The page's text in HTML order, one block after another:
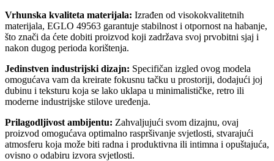
Vrhunska kvaliteta materijala: Izrađen od visokokvalitetnih
materijala, EGLO 49563 garantuje stabilnost i otpornost na habanje,
što znači da ćete dobiti proizvod koji zadržava svoj prvobitni sjaj i
nakon dugog perioda korištenja.
Jedinstven industrijski dizajn: Specifičan izgled ovog modela
omogućava vam da kreirate fokusnu tačku u prostoriji, dodajući joj
dubinu i teksturu koja se lako uklapa u minimalističke, retro ili
moderne industrijske stilove uređenja.
Prilagodljivost ambijentu: Zahvaljujući svom dizajnu, ovaj
proizvod omogućava optimalno raspršivanje svjetlosti, stvarajući
atmosferu koja može biti radna i produktivna ili intimna i opuštajuća,
ovisno o odabiru izvora svjetlosti.